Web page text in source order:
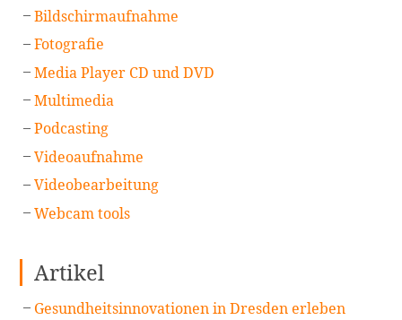
Bildschirmaufnahme
Fotografie
Media Player CD und DVD
Multimedia
Podcasting
Videoaufnahme
Videobearbeitung
Webcam tools
Artikel
Gesundheitsinnovationen in Dresden erleben